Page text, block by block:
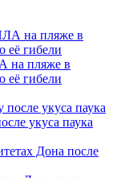
на пляже в
её гибели
укуса паука